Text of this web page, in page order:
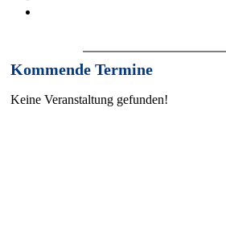
Kommende Termine
Keine Veranstaltung gefunden!